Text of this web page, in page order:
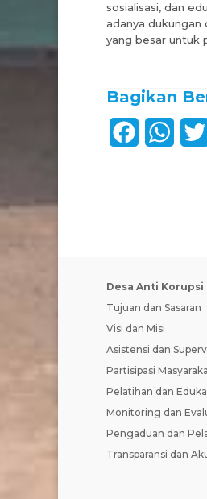
sosialisasi, dan
adanya
yang besar untuk
Bagikan
o
k
W
p
Desa Anti Korupsi
Tujuan dan Sasaran
Visi dan Misi
Asistensi dan
Partisipasi
Pelatihan dan
Monitoring dan
Pengaduan dan
Transparansi dan